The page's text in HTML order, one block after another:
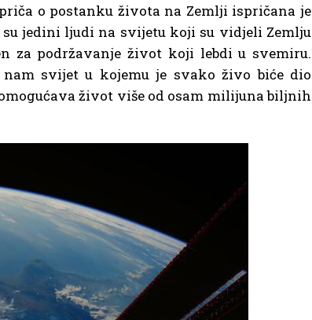
o postanku života na Zemlji ispričana je
jedini ljudi na svijetu koji su vidjeli Zemlju
za podržavanje život koji lebdi u svemiru.
svijet u kojemu je svako živo biće dio
život više od osam milijuna biljnih